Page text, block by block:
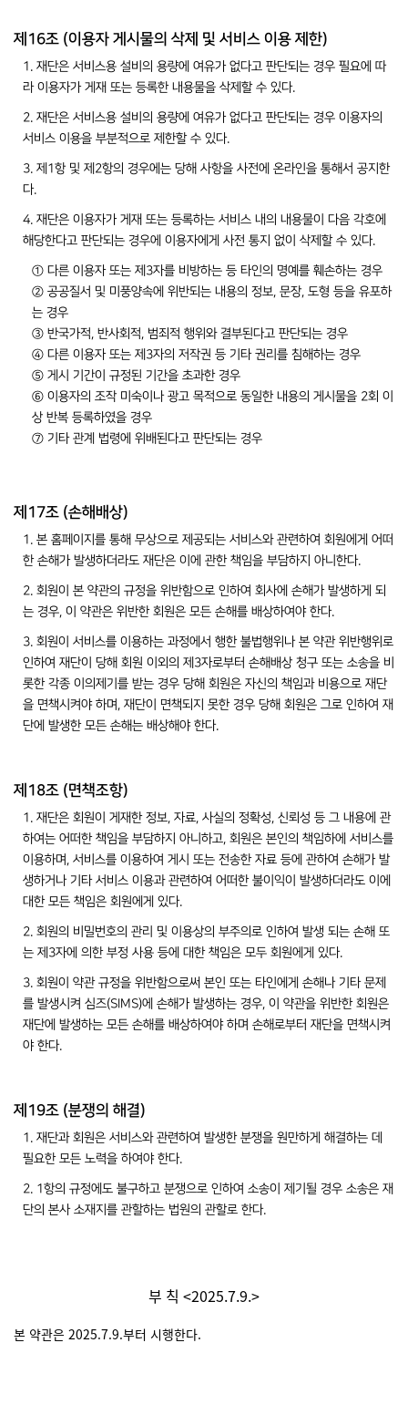
제16조 (이용자 게시물의 삭제 및 서비스 이용 제한)
1. 재단은 서비스용 설비의 용량에 여유가 없다고 판단되는 경우 필요에 따
라 이용자가 게재 또는 등록한 내용물을 삭제할 수 있다.
2. 재단은 서비스용 설비의 용량에 여유가 없다고 판단되는 경우 이용자의
서비스 이용을 부분적으로 제한할 수 있다.
3. 제1항 및 제2항의 경우에는 당해 사항을 사전에 온라인을 통해서 공지한
다.
4. 재단은 이용자가 게재 또는 등록하는 서비스 내의 내용물이 다음 각호에
해당한다고 판단되는 경우에 이용자에게 사전 통지 없이 삭제할 수 있다.
① 다른 이용자 또는 제3자를 비방하는 등 타인의 명예를 훼손하는 경우
② 공공질서 및 미풍양속에 위반되는 내용의 정보, 문장, 도형 등을 유포하
는 경우
③ 반국가적, 반사회적, 범죄적 행위와 결부된다고 판단되는 경우
④ 다른 이용자 또는 제3자의 저작권 등 기타 권리를 침해하는 경우
⑤ 게시 기간이 규정된 기간을 초과한 경우
⑥ 이용자의 조작 미숙이나 광고 목적으로 동일한 내용의 게시물을 2회 이
상 반복 등록하였을 경우
⑦ 기타 관계 법령에 위배된다고 판단되는 경우
제17조 (손해배상)
1. 본 홈페이지를 통해 무상으로 제공되는 서비스와 관련하여 회원에게 어떠
한 손해가 발생하더라도 재단은 이에 관한 책임을 부담하지 아니한다.
2. 회원이 본 약관의 규정을 위반함으로 인하여 회사에 손해가 발생하게 되
는 경우, 이 약관은 위반한 회원은 모든 손해를 배상하여야 한다.
3. 회원이 서비스를 이용하는 과정에서 행한 불법행위나 본 약관 위반행위로
인하여 재단이 당해 회원 이외의 제3자로부터 손해배상 청구 또는 소송을 비
롯한 각종 이의제기를 받는 경우 당해 회원은 자신의 책임과 비용으로 재단
을 면책시켜야 하며, 재단이 면책되지 못한 경우 당해 회원은 그로 인하여 재
단에 발생한 모든 손해는 배상해야 한다.
제18조 (면책조항)
1. 재단은 회원이 게재한 정보, 자료, 사실의 정확성, 신뢰성 등 그 내용에 관
하여는 어떠한 책임을 부담하지 아니하고, 회원은 본인의 책임하에 서비스를
이용하며, 서비스를 이용하여 게시 또는 전송한 자료 등에 관하여 손해가 발
생하거나 기타 서비스 이용과 관련하여 어떠한 불이익이 발생하더라도 이에
대한 모든 책임은 회원에게 있다.
2. 회원의 비밀번호의 관리 및 이용상의 부주의로 인하여 발생 되는 손해 또
는 제3자에 의한 부정 사용 등에 대한 책임은 모두 회원에게 있다.
3. 회원이 약관 규정을 위반함으로써 본인 또는 타인에게 손해나 기타 문제
를 발생시켜 심즈(SIMS)에 손해가 발생하는 경우, 이 약관을 위반한 회원은
재단에 발생하는 모든 손해를 배상하여야 하며 손해로부터 재단을 면책시켜
야 한다.
제19조 (분쟁의 해결)
1. 재단과 회원은 서비스와 관련하여 발생한 분쟁을 원만하게 해결하는 데
필요한 모든 노력을 하여야 한다.
2. 1항의 규정에도 불구하고 분쟁으로 인하여 소송이 제기될 경우 소송은 재
단의 본사 소재지를 관할하는 법원의 관할로 한다.
부 칙 <2025.7.9.>
본 약관은 2025.7.9.부터 시행한다.